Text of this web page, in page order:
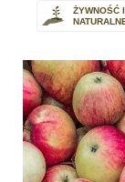
ŻYWNOŚĆ